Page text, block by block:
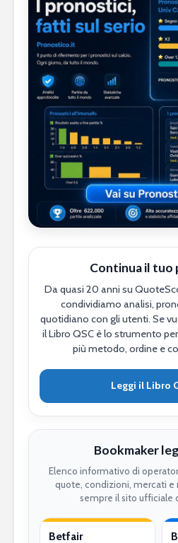
Continua il tuo
Da quasi 20 anni su
condividiamo analisi,
quotidiano con gli utenti. Se
il Libro QSC è lo strumento
più metodo, ordine e
Leggi il Libro
Bookmaker
Elenco informativo di
quote, condizioni, mercati e
sempre il sito ufficiale
Betfair